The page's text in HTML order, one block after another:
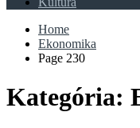
Home
Ekonomika
Page 230
Kategória: